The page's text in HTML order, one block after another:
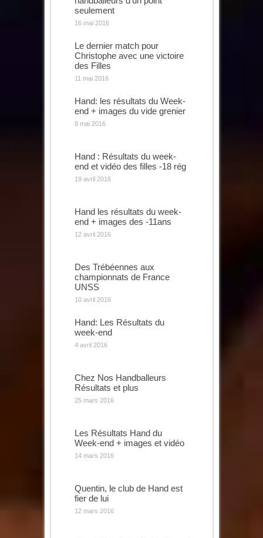
seulement
16 mai 2016
Le dernier match pour
Christophe avec une victoire
des Filles
11 mai 2016
Hand: les résultats du Week-
end + images du vide grenier
8 mai 2016
Hand : Résultats du week-
end et vidéo des filles -18 rég
19 avril 2016
Hand les résultats du week-
end + images des -11ans
12 avril 2016
Des Trébéennes aux
championnats de France
UNSS
10 avril 2016
Hand: Les Résultats du
week-end
4 avril 2016
Chez Nos Handballeurs
Résultats et plus
25 mars 2016
Les Résultats Hand du
Week-end + images et vidéo
14 mars 2016
Quentin, le club de Hand est
fier de lui
12 mars 2016